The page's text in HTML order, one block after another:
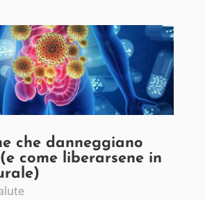
che danneggiano
come liberarsene in